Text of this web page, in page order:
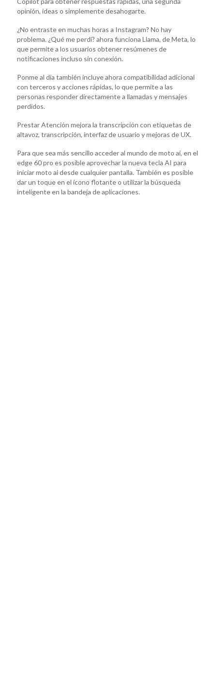
opinión, ideas o simplemente desahogarte.
¿No entraste en muchas horas a Instagram? No hay
problema. ¿Qué me perdí? ahora funciona Llama, de Meta, lo
que permite a los usuarios obtener resúmenes de
notificaciones incluso sin conexión.
Ponme al día también incluye ahora compatibilidad adicional
con terceros y acciones rápidas, lo que permite a las
personas responder directamente a llamadas y mensajes
perdidos.
Prestar Atención mejora la transcripción con etiquetas de
altavoz, transcripción, interfaz de usuario y mejoras de UX.
Para que sea más sencillo acceder al mundo de moto ai, en el
edge 60 pro es posible aprovechar la nueva tecla AI para
iniciar moto ai desde cualquier pantalla. También es posible
dar un toque en el ícono flotante o utilizar la búsqueda
inteligente en la bandeja de aplicaciones.